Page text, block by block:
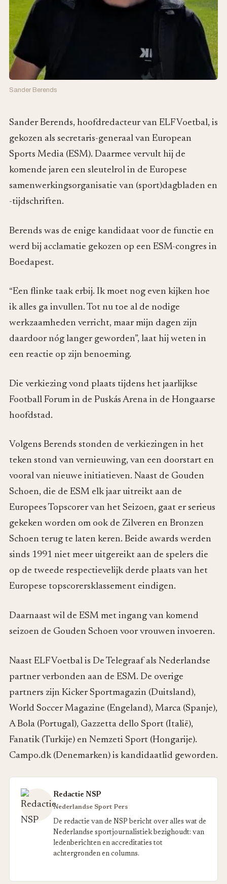
Sander Berends
Sander Berends, hoofdredacteur van ELF Voetbal, is
gekozen als secretaris-generaal van European
Sports Media (ESM). Daarmee vervult hij de
komende jaren een sleutelrol in de Europese
samenwerkingsorganisatie van (sport)dagbladen en
-tijdschriften.
Berends was de enige kandidaat voor de functie en
werd bij acclamatie gekozen op een ESM-congres in
Boedapest.
“Een flinke taak erbij. Ik moet nog even kijken hoe
ik alles ga invullen. Tot nu toe al de nodige
werkzaamheden verricht, maar mijn dagen zijn
daardoor nóg langer geworden”, laat hij weten in
een reactie op zijn benoeming.
Die verkiezing vond plaats tijdens het jaarlijkse
Football Forum in de Puskás Arena in de Hongaarse
hoofdstad.
Volgens Berends stonden de verkiezingen in het
teken stond van vernieuwing, van een doorstart en
vooral van nieuwe initiatieven. Naast de Gouden
Schoen, die de ESM elk jaar uitreikt aan de
Europees Topscorer van het Seizoen, gaat er serieus
gekeken worden om ook de Zilveren en Bronzen
Schoen terug te laten keren. Beide awards werden
sinds 1991 niet meer uitgereikt aan de spelers die
op de tweede respectievelijk derde plaats van het
Europese topscorersklassement eindigen.
Daarnaast wil de ESM met ingang van komend
seizoen de Gouden Schoen voor vrouwen invoeren.
Naast ELF Voetbal is De Telegraaf als Nederlandse
partner verbonden aan de ESM. De overige
partners zijn Kicker Sportmagazin (Duitsland),
World Soccer Magazine (Engeland), Marca (Spanje),
A Bola (Portugal), Gazzetta dello Sport (Italië),
Fanatik (Turkije) en Nemzeti Sport (Hongarije).
Campo.dk (Denemarken) is kandidaatlid geworden.
Redactie NSP
Nederlandse Sport Pers
De redactie van de NSP bericht over alles wat de
Nederlandse sportjournalistiek bezighoudt: van
ledenberichten en accreditaties tot
achtergronden en columns.